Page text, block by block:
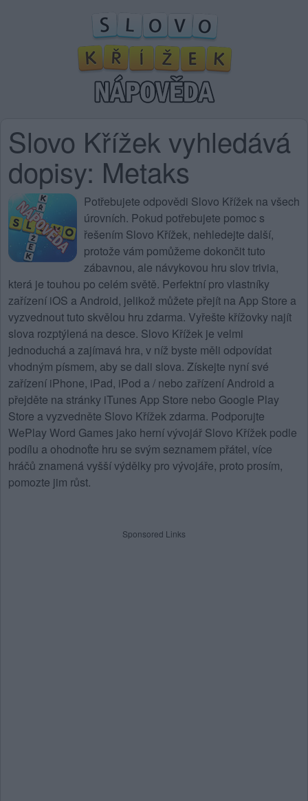
Slovo Křížek vyhledává
dopisy: Metaks
Potřebujete odpovědi Slovo Křížek na všech
úrovních. Pokud potřebujete pomoc s
řešením Slovo Křížek, nehledejte další,
protože vám pomůžeme dokončit tuto
zábavnou, ale návykovou hru slov trivia,
která je touhou po celém světě. Perfektní pro vlastníky
zařízení iOS a Android, jelikož můžete přejít na App Store a
vyzvednout tuto skvělou hru zdarma. Vyřešte křížovky najít
slova rozptýlená na desce. Slovo Křížek je velmi
jednoduchá a zajímavá hra, v níž byste měli odpovídat
vhodným písmem, aby se dali slova. Získejte nyní své
zařízení iPhone, iPad, iPod a / nebo zařízení Android a
přejděte na stránky iTunes App Store nebo Google Play
Store a vyzvedněte Slovo Křížek zdarma. Podporujte
WePlay Word Games jako herní vývojář Slovo Křížek podle
podílu a ohodnoťte hru se svým seznamem přátel, více
hráčů znamená vyšší výdělky pro vývojáře, proto prosím,
pomozte jim růst.
Sponsored Links